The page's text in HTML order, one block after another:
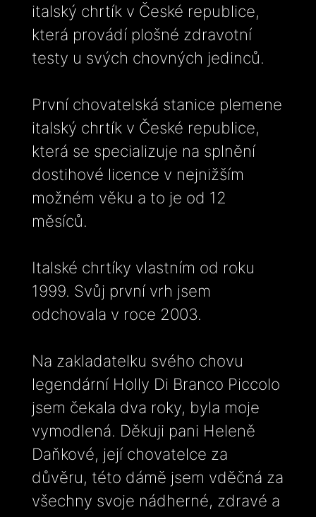
italský chrtík v České republice,
která provádí plošné zdravotní
testy u svých chovných jedinců.
První chovatelská stanice plemene
italský chrtík v České republice,
která se specializuje na splnění
dostihové licence v nejnižším
možném věku a to je od 12
měsíců.
Italské chrtíky vlastním od roku
1999. Svůj první vrh jsem
odchovala v roce 2003.
Na zakladatelku svého chovu
legendární Holly Di Branco Piccolo
jsem čekala dva roky, byla moje
vymodlená. Děkuji pani Heleně
Daňkové, její chovatelce za
důvěru, této dámě jsem vděčná za
všechny svoje nádherné, zdravé a